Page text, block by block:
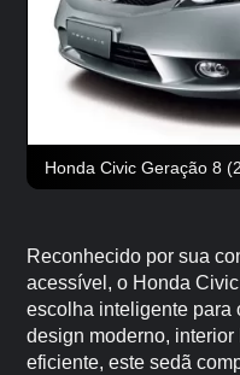
Honda Civic Geração 8
Reconhecido por sua
acessível, o Honda
escolha inteligente para
design moderno,
eficiente, este sedã